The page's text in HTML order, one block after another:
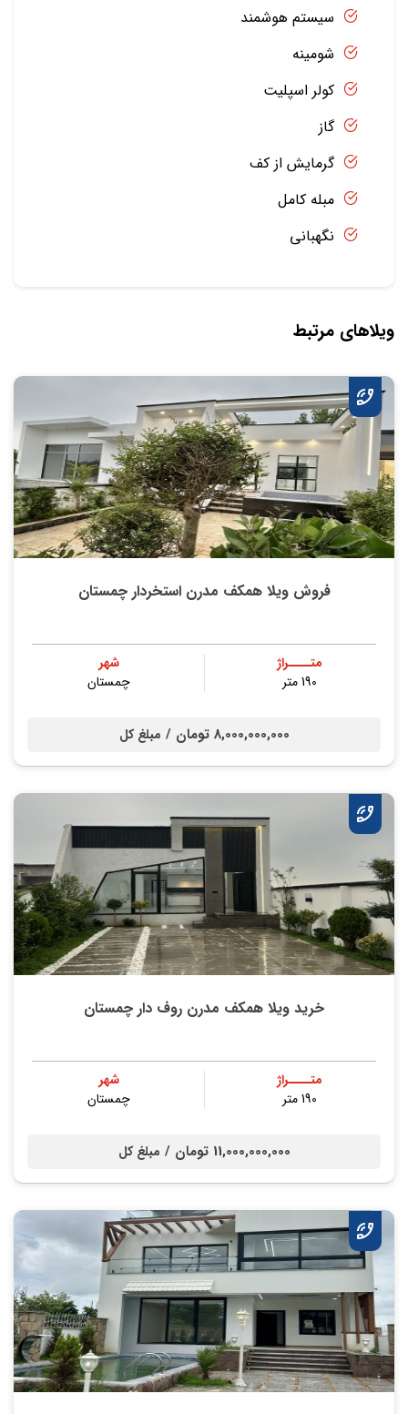
سیستم هوشمند
شومینه
کولر اسپلیت
گاز
گرمایش از کف
مبله کامل
نگهبانی
ویلاهای مرتبط
فروش ویلا همکف مدرن استخردار چمستان
متــــراژ
190 متر
شهر
چمستان
8,000,000,000 تومان / مبلغ کل
خرید ویلا همکف مدرن روف دار چمستان
متــــراژ
190 متر
شهر
چمستان
11,000,000,000 تومان / مبلغ کل